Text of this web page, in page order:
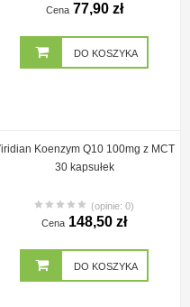
Cena 77,90 zł
DO KOSZYKA
Koenzym Q10 100mg z MCT
30 kapsułek
(opinie: 0)
Cena 148,50 zł
DO KOSZYKA